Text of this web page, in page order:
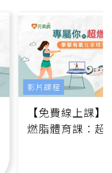
【免費線上課
燃脂體育課：超
影片課程